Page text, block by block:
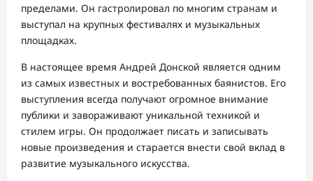
пределами. Он гастролировал по многим странам и
выступал на крупных фестивалях и музыкальных
площадках.
В настоящее время Андрей Донской является одним
из самых известных и востребованных баянистов. Его
выступления всегда получают огромное внимание
публики и завораживают уникальной техникой и
стилем игры. Он продолжает писать и записывать
новые произведения и старается внести свой вклад в
развитие музыкального искусства.